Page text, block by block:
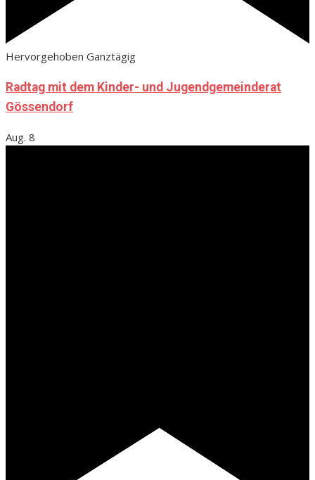
Hervorgehoben Ganztägig
Radtag mit dem Kinder- und Jugendgemeinderat
Gössendorf
Aug. 8